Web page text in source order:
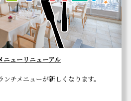
ニューリニューアル
チメニューが新しくなります。